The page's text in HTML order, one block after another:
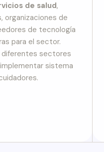
de salud,
organizaciones de
de tecnología
para el sector.
diferentes sectores
sistema